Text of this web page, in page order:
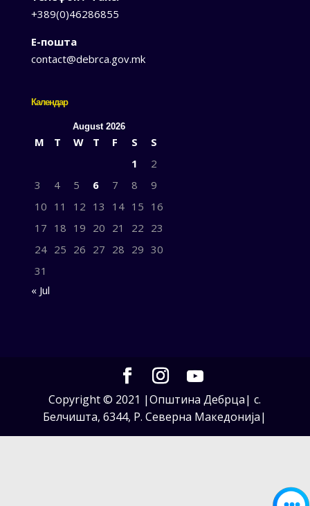
+389(0)46286855
Е-пошта
contact@debrca.gov.mk
Календар
August 2026
M T W T F S
S
1
2
3
4 5 6 7 8
9
10 11 12 13 14 15 16
17 18 19 20 21 22 23
24 25 26 27 28 29 30
31
« Jul
Copyright © 2021 |Општина Дебрца| с.
Белчишта, 6344, Р. Северна Македонија|